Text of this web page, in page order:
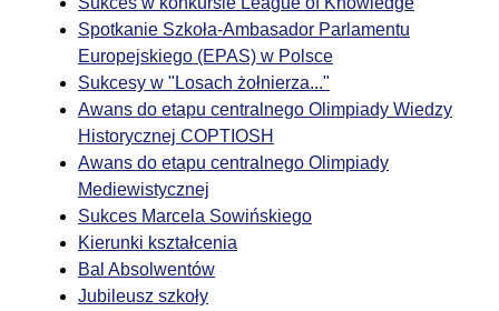
Spotkanie Szkoła-Ambasador Parlamentu
Europejskiego (EPAS) w Polsce
Sukcesy w "Losach żołnierza..."
Awans do etapu centralnego Olimpiady Wiedzy
Historycznej COPTIOSH
Awans do etapu centralnego Olimpiady
Mediewistycznej
Sukces Marcela Sowińskiego
Kierunki kształcenia
Bal Absolwentów
Jubileusz szkoły